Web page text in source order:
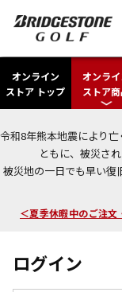
オンライン
ストア トップ
オンラ
ストア
令和8年熊本地震により
ともに、被災さ
被災地の一日でも早い復
今なら新規会員登録
＜商品配送に関するお
＜夏季休暇中のご注文
ログイン